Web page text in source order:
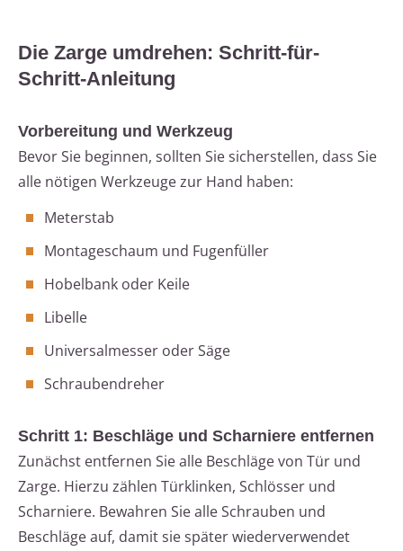
Die Zarge umdrehen: Schritt-für-
Schritt-Anleitung
Vorbereitung und Werkzeug
Bevor Sie beginnen, sollten Sie sicherstellen, dass Sie
alle nötigen Werkzeuge zur Hand haben:
Meterstab
Montageschaum und Fugenfüller
Hobelbank oder Keile
Libelle
Universalmesser oder Säge
Schraubendreher
Schritt 1: Beschläge und Scharniere entfernen
Zunächst entfernen Sie alle Beschläge von Tür und
Zarge. Hierzu zählen Türklinken, Schlösser und
Scharniere. Bewahren Sie alle Schrauben und
Beschläge auf, damit sie später wiederverwendet